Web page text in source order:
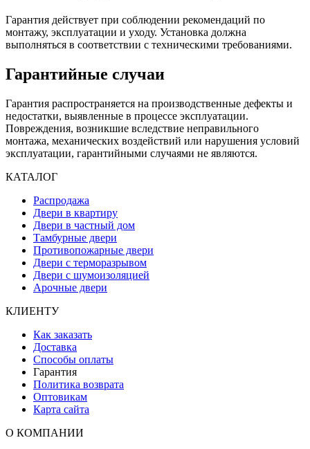
Гарантия действует при соблюдении рекомендаций по
монтажу, эксплуатации и уходу. Установка должна
выполняться в соответствии с техническими требованиями.
Гарантийные случаи
Гарантия распространяется на производственные дефекты и
недостатки, выявленные в процессе эксплуатации.
Повреждения, возникшие вследствие неправильного
монтажа, механических воздействий или нарушения условий
эксплуатации, гарантийными случаями не являются.
КАТАЛОГ
Распродажа
Двери в квартиру
Двери в частный дом
Тамбурные двери
Противопожарные двери
Двери с терморазрывом
Двери с шумоизоляцией
Арочные двери
КЛИЕНТУ
Как заказать
Доставка
Способы оплаты
Гарантия
Политика возврата
Оптовикам
Карта сайта
О КОМПАНИИ